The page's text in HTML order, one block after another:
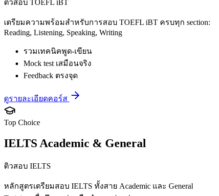
ติวสอบ TOEFL iBT
เตรียมความพร้อมสำหรับการสอบ TOEFL iBT ครบทุก section:
Reading, Listening, Speaking, Writing
รวมเทคนิคพูด-เขียน
Mock test เสมือนจริง
Feedback ตรงจุด
ดูรายละเอียดคอร์ส
Top Choice
IELTS Academic & General
ติวสอบ IELTS
หลักสูตรเตรียมสอบ IELTS ทั้งสาย Academic และ General